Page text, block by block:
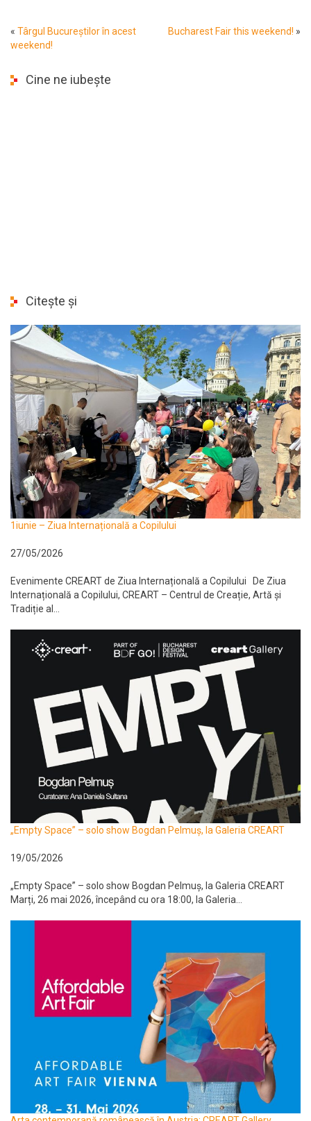
« Târgul Bucureștilor în acest
weekend!
Bucharest Fair this weekend! »
Cine ne iubește
Citește și
1iunie – Ziua Internațională a Copilului
27/05/2026
Evenimente CREART de Ziua Internațională a Copilului De Ziua
Internațională a Copilului, CREART – Centrul de Creație, Artă și
Tradiție al...
„Empty Space” – solo show Bogdan Pelmuș, la Galeria CREART
19/05/2026
„Empty Space” – solo show Bogdan Pelmuș, la Galeria CREART
Marți, 26 mai 2026, începând cu ora 18:00, la Galeria...